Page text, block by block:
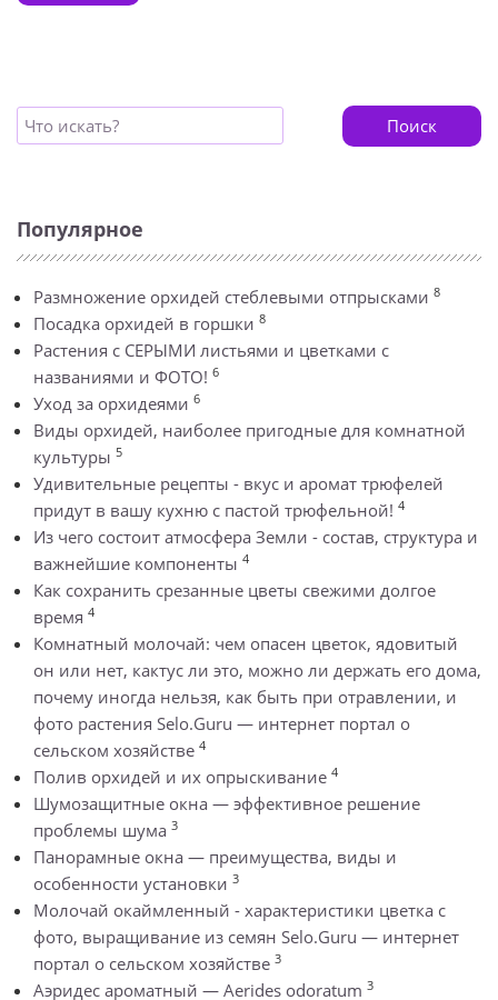
Поиск
Популярное
Размножение орхидей стеблевыми отпрысками 8
Посадка орхидей в горшки 8
Растения с СЕРЫМИ листьями и цветками с
названиями и ФОТО! 6
Уход за орхидеями 6
Виды орхидей, наиболее пригодные для комнатной
культуры 5
Удивительные рецепты - вкус и аромат трюфелей
придут в вашу кухню с пастой трюфельной! 4
Из чего состоит атмосфера Земли - состав, структура и
важнейшие компоненты 4
Как сохранить срезанные цветы свежими долгое
время 4
Комнатный молочай: чем опасен цветок, ядовитый
он или нет, кактус ли это, можно ли держать его дома,
почему иногда нельзя, как быть при отравлении, и
фото растения Selo.Guru — интернет портал о
сельском хозяйстве 4
Полив орхидей и их опрыскивание 4
Шумозащитные окна — эффективное решение
проблемы шума 3
Панорамные окна — преимущества, виды и
особенности установки 3
Молочай окаймленный - характеристики цветка с
фото, выращивание из семян Selo.Guru — интернет
портал о сельском хозяйстве 3
Аэридес ароматный — Aerides odoratum 3